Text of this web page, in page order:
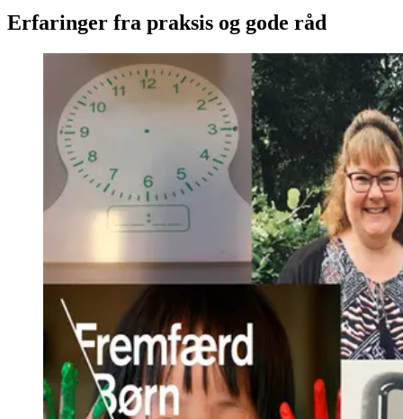
Erfaringer fra praksis og gode råd